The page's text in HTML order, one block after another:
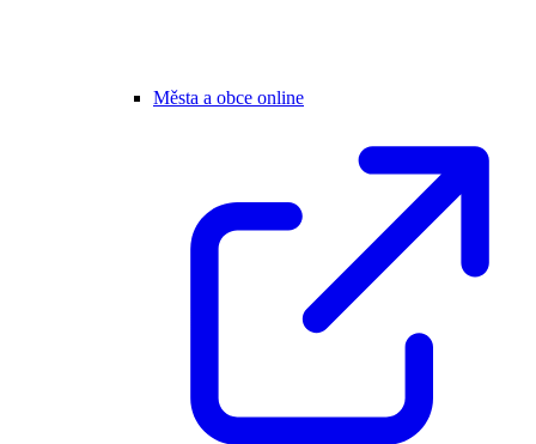
Města a obce online